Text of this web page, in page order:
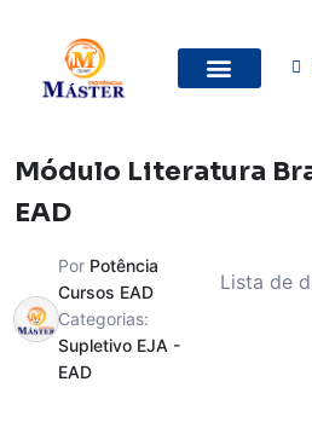
Módulo Literatura
EAD
Por Potência
Cursos EAD
Categorias:
Supletivo EJA -
EAD
Lista de